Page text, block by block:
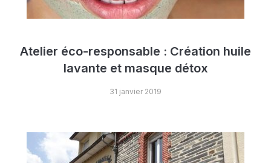
Atelier éco-responsable : Création huile
lavante et masque détox
31 janvier 2019